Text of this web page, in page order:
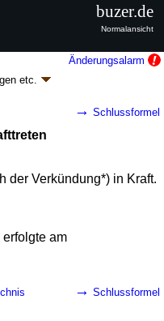
Änderungsalarm
etc.
(9.
→ Schlussformel
der Verkündung*) in Kraft.
am
→ Schlussformel
buzer.de
Normalansicht